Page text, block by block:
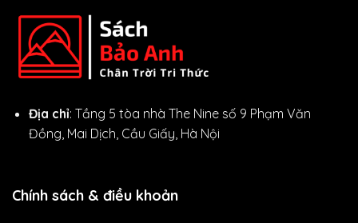
Địa chỉ: Tầng 5 tòa nhà The Nine số 9 Phạm Văn
Đồng, Mai Dịch, Cầu Giấy, Hà Nội
Chính sách & điều khoản